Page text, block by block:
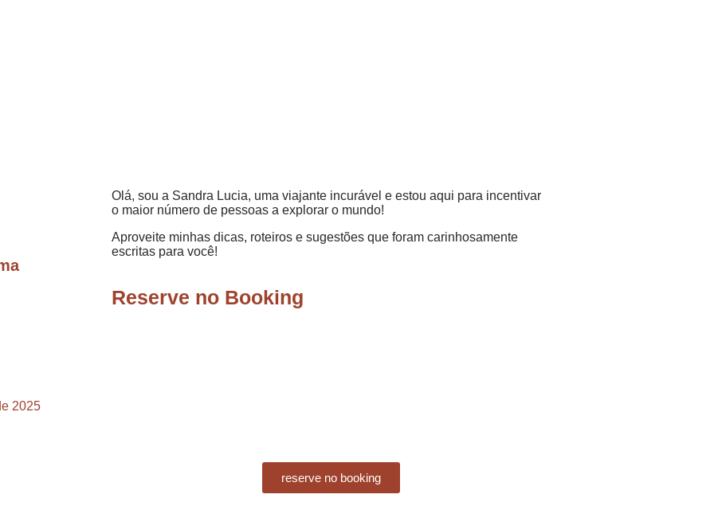
2025
Olá, sou a Sandra Lucia, uma viajante incurável e estou aqui para incentivar
o maior número de pessoas a explorar o mundo!
Aproveite minhas dicas, roteiros e sugestões que foram carinhosamente
escritas para você!
Reserve no Booking
reserve no booking